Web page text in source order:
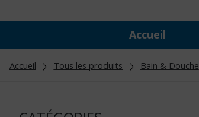
Accueil
Accueil Tous les produits Bain & Douche